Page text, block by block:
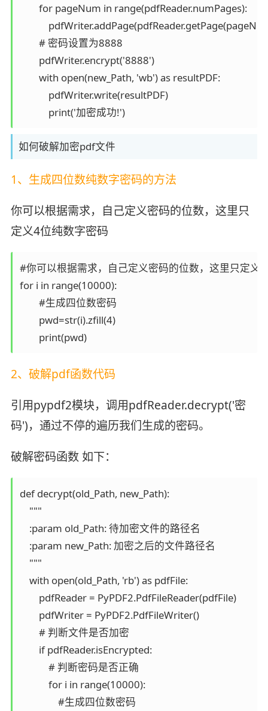
        for pageNum in range(pdfReader.numPages):
        # 密码设置为8888
        pdfWriter.encrypt('8888')
        with open(new_Path, 'wb') as resultPDF:
            pdfWriter.write(resultPDF)
            print('加密成功!')
如何破解加密pdf文件
1、生成四位数纯数字密码的方法
你可以根据需求，自己定义密码的位数，这里只
定义4位纯数字密码
#你可以根据需求，自己定义密码的位数，这里只定义
for i in range(10000):
	print(pwd)
2、破解pdf函数代码
引用pypdf2模块，调用pdfReader.decrypt('密
码')，通过不停的遍历我们生成的密码。
破解密码函数 如下：
def decrypt(old_Path, new_Path):
    """
    :param old_Path: 待加密文件的路径名
    :param new_Path: 加密之后的文件路径名
    """
    with open(old_Path, 'rb') as pdfFile:
        pdfReader = PyPDF2.PdfFileReader(pdfFile)
        pdfWriter = PyPDF2.PdfFileWriter()
        # 判断文件是否加密
        if pdfReader.isEncrypted:
            # 判断密码是否正确
            for i in range(10000):
                #生成四位数密码